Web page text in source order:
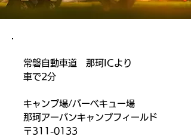
常磐自動車道 那珂ICより
車で2分
キャンプ場/バーベキュー場
那珂アーバンキャンプフィールド
〒311-0133